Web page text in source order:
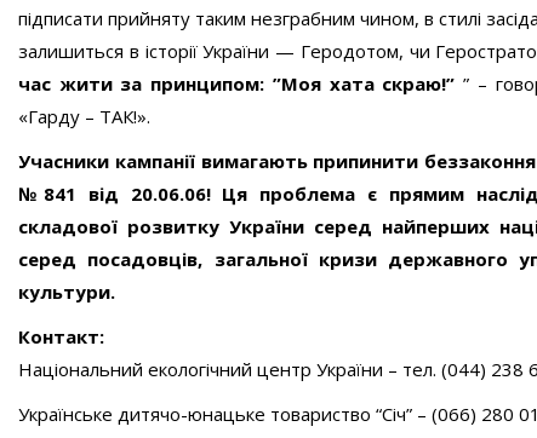
підписати прийняту таким незграбним чином, в стилі
залишиться в історії України — Геродотом, чи
час жити за принципом: ”Моя хата скраю!” ” –
«Гарду – ТАК!».
Учасники кампанії вимагають припинити
№841 від 20.06.06! Ця проблема є прямим
складової розвитку України серед найперших
серед посадовців, загальної кризи державного
культури.
Контакт:
Національний екологічний центр України – тел. (044) 238
Українське дитячо-юнацьке товариство “Січ” – (066) 280